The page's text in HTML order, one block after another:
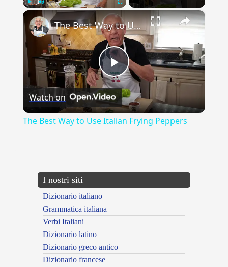
Unmute ×
Play
Video
The Best Way to Use Italian Frying Peppers
Watch on
The Best Way to Use Italian Frying Peppers
I nostri siti
Dizionario italiano
Grammatica italiana
Verbi Italiani
Dizionario latino
Dizionario greco antico
Dizionario francese